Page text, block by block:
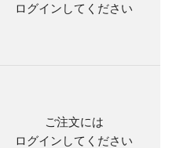
ログイン してください
ご注文には
ログイン してください